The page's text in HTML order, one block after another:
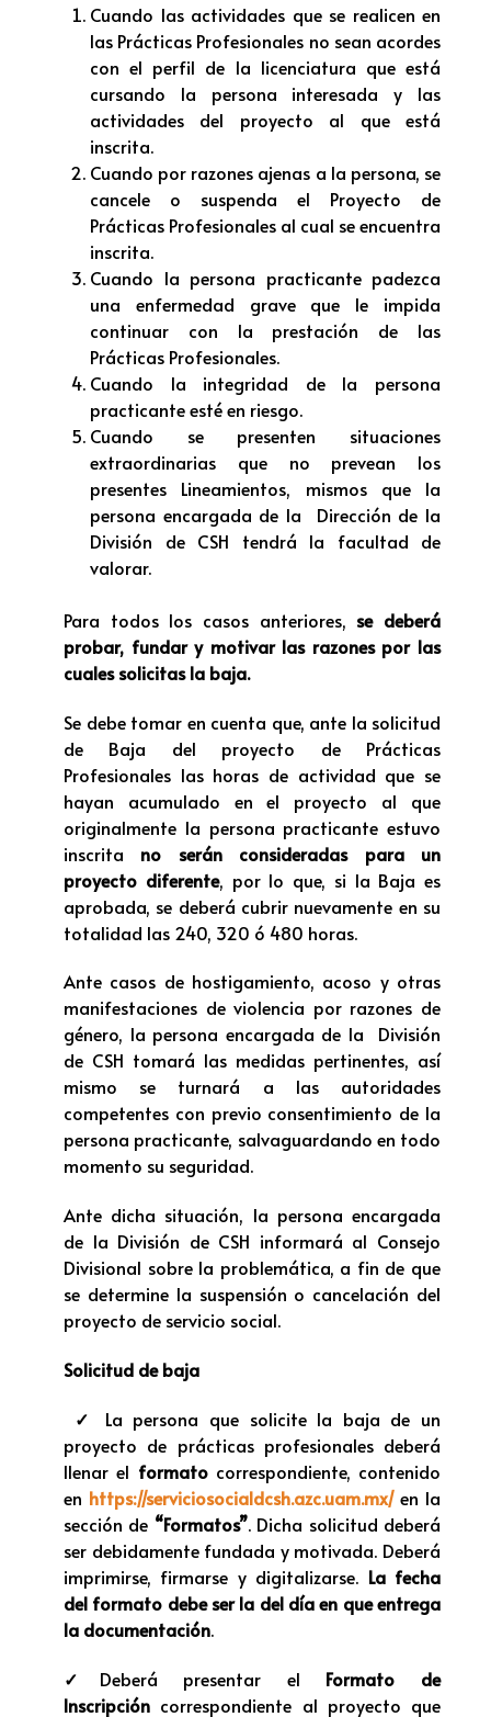
Cuando las actividades que se realicen en
las Prácticas Profesionales no sean acordes
con el perfil de la licenciatura que está
cursando la persona interesada y las
actividades del proyecto al que está
inscrita.
Cuando por razones ajenas a la persona, se
cancele o suspenda el Proyecto de
Prácticas Profesionales al cual se encuentra
inscrita.
Cuando la persona practicante padezca
una enfermedad grave que le impida
continuar con la prestación de las
Prácticas Profesionales.
Cuando la integridad de la persona
practicante esté en riesgo.
Cuando se presenten situaciones
extraordinarias que no prevean los
presentes Lineamientos, mismos que la
persona encargada de la Dirección de la
División de CSH tendrá la facultad de
valorar.
Para todos los casos anteriores, se deberá
probar, fundar y motivar las razones por las
cuales solicitas la baja.
Se debe tomar en cuenta que, ante la solicitud
de Baja del proyecto de Prácticas
Profesionales las horas de actividad que se
hayan acumulado en el proyecto al que
originalmente la persona practicante estuvo
inscrita no serán consideradas para un
proyecto diferente, por lo que, si la Baja es
aprobada, se deberá cubrir nuevamente en su
totalidad las 240, 320 ó 480 horas.
Ante casos de hostigamiento, acoso y otras
manifestaciones de violencia por razones de
género, la persona encargada de la División
de CSH tomará las medidas pertinentes, así
mismo se turnará a las autoridades
competentes con previo consentimiento de la
persona practicante, salvaguardando en todo
momento su seguridad.
Ante dicha situación, la persona encargada
de la División de CSH informará al Consejo
Divisional sobre la problemática, a fin de que
se determine la suspensión o cancelación del
proyecto de servicio social.
Solicitud de baja
✓
La persona que solicite la baja de un
proyecto de prácticas profesionales deberá
llenar el formatocorrespondiente, contenido
en https://serviciosocialdcsh.azc.uam.mx/ en la
sección de “Formatos”. Dicha solicitud deberá
ser debidamente fundada y motivada. Deberá
imprimirse, firmarse y digitalizarse. La fecha
del formato debe ser la del día en que entrega
la documentación.
✓ Deberá presentar el Formato de
Inscripción correspondiente al proyecto que